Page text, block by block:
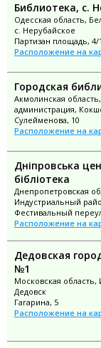
Библиотека, с.
Одесская область,
с. Нерубайское
Партизан площадь, 4/1
Расположение на
Городская
Акмолинская
администрация,
Сулейменова, 10
Расположение на
Дніпровська
бібліотека
Днепропетровская
Индустриальный
Фестивальный
Расположение на
Дедовская
№1
Московская
Дедовск
Гагарина, 5
Расположение на